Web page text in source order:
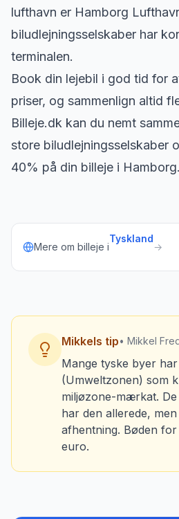
lufthavn er Hamborg
biludlejningsselskaber har
terminalen.
Book din lejebil i god tid for
priser, og sammenlign altid
Billeje.dk kan du nemt
store biludlejningsselskaber
40% på din billeje i Hamborg.
Mere om billeje i
Tyskland
→
Mikkels tip• Mikkel
Mange tyske byer
(Umweltzonen) som
miljøzone-mærkat.
har den allerede,
afhentning. Bøden
euro.